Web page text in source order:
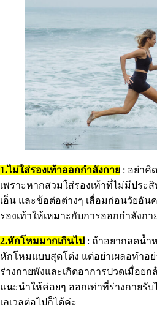
1.ไม่ใส่รองเท้าออกกำลังกาย : อย่าคิ
เพราะหากสวมใส่รองเท้าที่ไม่มีประ
เอ็น และข้อต่อต่างๆ เสื่อมก่อนวัยอัน
รองเท้าให้เหมาะกับการออกกำลังก
2.หักโหมมากเกินไป : ถ้าอยากลดน้ำ
หักโหมแบบสุดโต่ง แต่อย่าเผลอทำอย่
ร่างกายพังและเกิดอาการปวดเมื่อยก
แนะนำให้ค่อยๆ ออกเท่าที่ร่างกายรั
เลเวลต่อไปก็ได้ค่ะ